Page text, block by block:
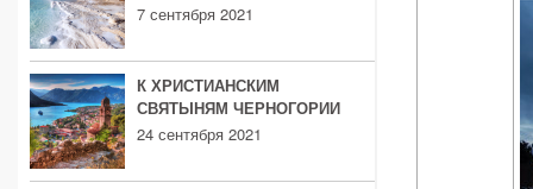
7 сентября 2021
К ХРИСТИАНСКИМ
СВЯТЫНЯМ ЧЕРНОГОРИИ
24 сентября 2021